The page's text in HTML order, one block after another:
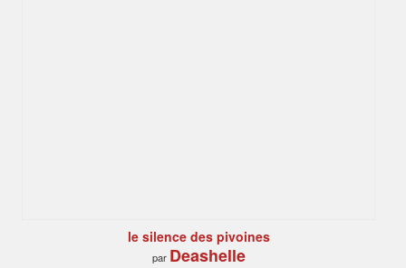
le silence des pivoines
par Deashelle